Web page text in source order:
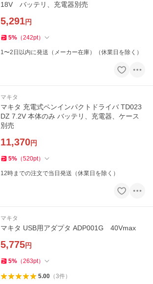
18V バッテリ、充電器別売
5,291円
5% （242pt）
1〜2日以内に発送（メーカー在庫）（休業日を除く）
マキタ
マキタ 充電式ペンインパクトドライバ TD023
DZ 7.2V 本体のみ バッテリ、充電器、ケース
別売
11,370円
5% （520pt）
12時までの注文で当日発送（休業日を除く）
マキタ
マキタ USB用アダプタ ADP001G 40Vmax
5,775円
5% （263pt）
5.00（3件）